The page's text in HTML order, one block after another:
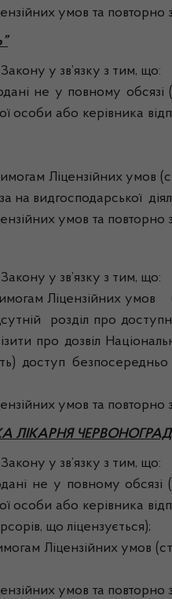
умов та повторно
у зв’язку з тим, що:
у повному обсязі
особи або керівника
Ліцензійних умов
видгосподарської
умов та повторно
у зв’язку з тим, що:
Ліцензійних
розділ про
про дозвіл
доступ
умов та повторно
у зв’язку з тим, що:
у повному обсязі
особи або керівника
що ліцензується);
Ліцензійних умов
умов та повторно